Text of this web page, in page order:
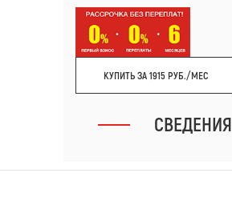
КУПИТЬ ЗА 1915 РУБ./МЕС
СВЕДЕНИЯ